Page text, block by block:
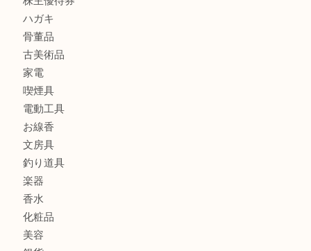
バッグ
ブランド
時計
カメラ
食器
金貨
記念メダル
古銭
お酒
切手
金券・商品券
鉄道模型
テレホンカード